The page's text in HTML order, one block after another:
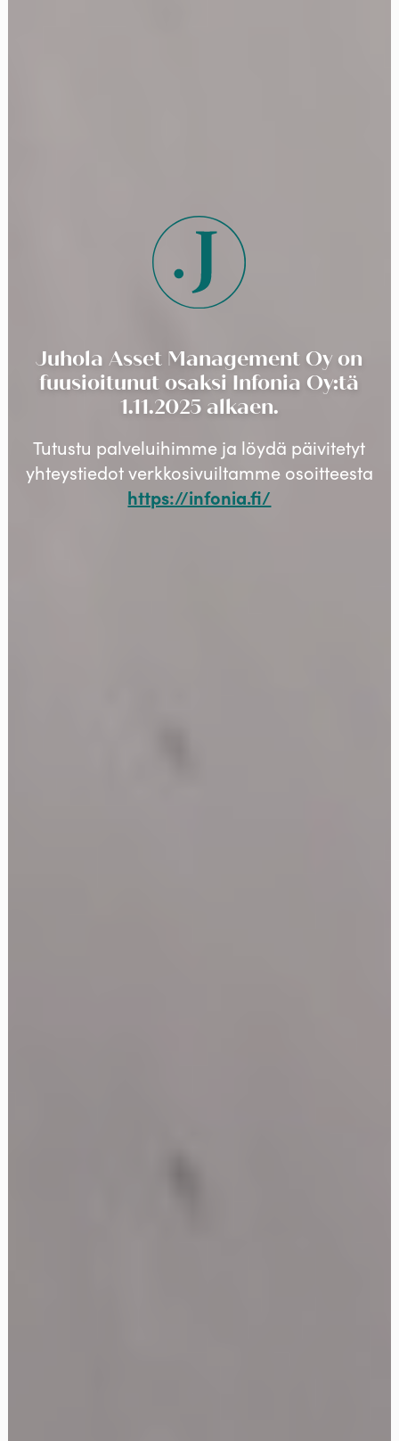
Juhola Asset Management Oy on
fuusioitunut osaksi Infonia Oy:tä
1.11.2025 alkaen.
Tutustu palveluihimme ja löydä päivitetyt
yhteystiedot verkkosivuiltamme osoitteesta
https://infonia.fi/